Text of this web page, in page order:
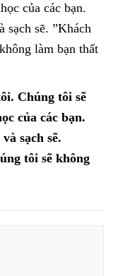
của các bạn.
sạch sẽ. ”Khách
làm bạn thất
Chúng tôi sẽ
của các bạn.
sạch sẽ.
tôi sẽ không